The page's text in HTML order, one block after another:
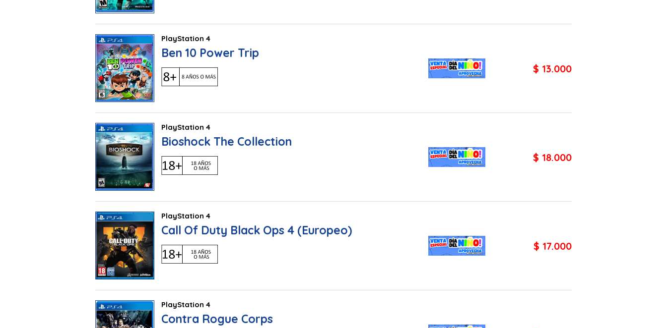
PlayStation 4
Ben 10 Power Trip
$ 13.000
PlayStation 4
Bioshock The Collection
$ 18.000
PlayStation 4
Call Of Duty Black Ops 4 (Europeo)
$ 17.000
PlayStation 4
Contra Rogue Corps